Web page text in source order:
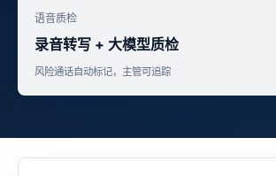
语音质检
录音转写 + 大模型质检
风险通话自动标记，主管可追踪